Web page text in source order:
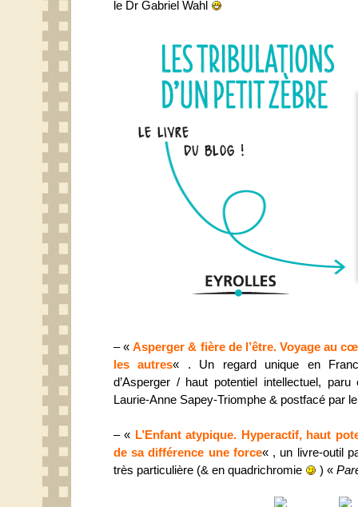
le Dr Gabriel Wahl
– «Asperger & fière de l’être. Voyage au
les autres« . Un regard unique en
d’Asperger / haut potentiel intellectuel,
Laurie-Anne Sapey-Triomphe & postfacé par
– « L’Enfant atypique. Hyperactif, haut
de sa différence une force« , un livre-outil
très particulière (& en quadrichromie
) «